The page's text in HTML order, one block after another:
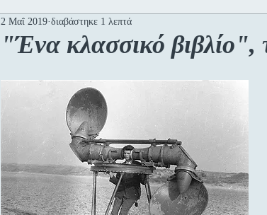
"Ένα κλασσικό
2 Μαΐ 2019 διαβάστηκε 1 λεπτά